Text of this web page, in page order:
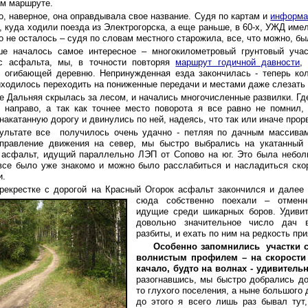
маршруте.
наверное, она оправдывала свое название. Судя по картам и
куда ходили поезда из Электрогорска, а еще раньше, в 60-х, УЖД
не осталось – судя по словам местного старожила, все, что можно,
началось самое интересное – многокилометровый грунтовый
асфальта, мы, в точности повторяямаршрут годичной давности
огибающей деревню. Непринужденная езда закончилась - теперь
переходить на пониженные передачи и местами даже
Дальняя скрылась за лесом, и начались многочисленные развилки.
направо, а так как точнее место поворота я все равно не
дорогу и двинулись по ней, надеясь, что так или иначе
все получилось очень удачно - петляя по дачным
движения на север, мы быстро выбрались на
асфальт, идущий параллельно ЛЭП от Сопово на юг. Это была
было уже знакомо и можно было расслабиться и насладиться
с дорогой на Красный Огорок асфальт закончился и
сюда собственно поехали –
идущие среди шикарных боров.
довольно значительное число дач
разбиты, и ехать по ним на редкость
Особенно запомнились
волнистым профилем – на
качало, будто на волнах -
разогнавшись, мы быстро добрались
то глухого поселения, а ныне большого
до этого я всего лишь раз бывал